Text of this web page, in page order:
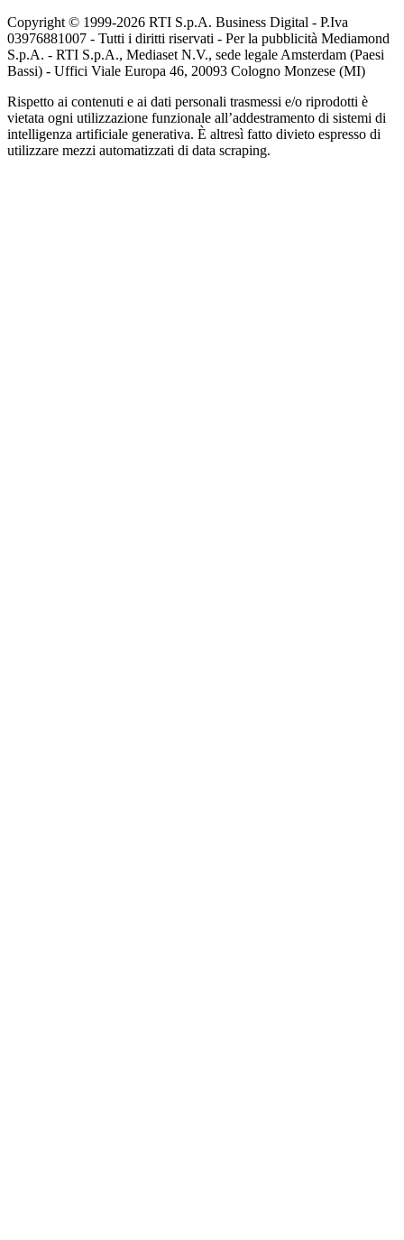
Copyright © 1999-2026 RTI S.p.A. Business Digital - P.Iva
03976881007 - Tutti i diritti riservati - Per la pubblicità Mediamond
S.p.A. - RTI S.p.A., Mediaset N.V., sede legale Amsterdam (Paesi
Bassi) - Uffici Viale Europa 46, 20093 Cologno Monzese (MI)
Rispetto ai contenuti e ai dati personali trasmessi e/o riprodotti è
vietata ogni utilizzazione funzionale all’addestramento di sistemi di
intelligenza artificiale generativa. È altresì fatto divieto espresso di
utilizzare mezzi automatizzati di data scraping.